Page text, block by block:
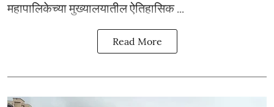
महापालिकेच्या मुख्यालयातील ऐतिहासिक ...
Read More